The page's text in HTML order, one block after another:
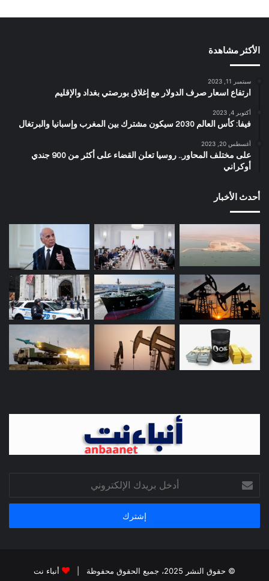
الأكثر مشاهدة
سبتمبر 11, 2023
ارتفاع اسعار صرف الدولار مع إغلاق بورصتي بغداد والإقليم
أكتوبر 4, 2023
فيفا: كأس العالم 2030 سيكون مشترك بين المغرب وإسبانيا والبرتغال
أغسطس 20, 2023
على مختلف المحاور.. روسيا تعلن القضاء على أكثر من 900 جندي
أوكراني
أحدث الأخبار
بريدك
الإلكتروني
© حقوق النشر 2025، جميع الحقوق محفوظة | أنباء نت